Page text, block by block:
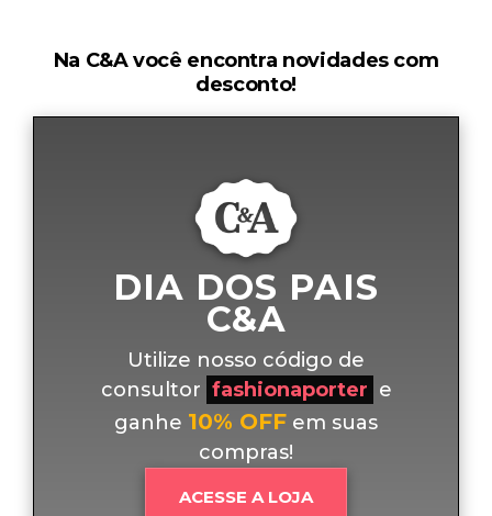
Na C&A você encontra novidades com
desconto!
DIA DOS PAIS
C&A
Utilize nosso código de
consultor fashionaporter e
ganhe 10% OFF em suas
compras!
ACESSE A LOJA